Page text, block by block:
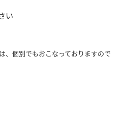
い
、個別でもおこなっておりますので